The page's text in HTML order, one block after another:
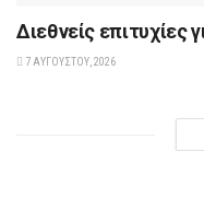
Διεθνείς επιτυχίες
7 ΑΥΓΟΎΣΤΟΥ, 2026